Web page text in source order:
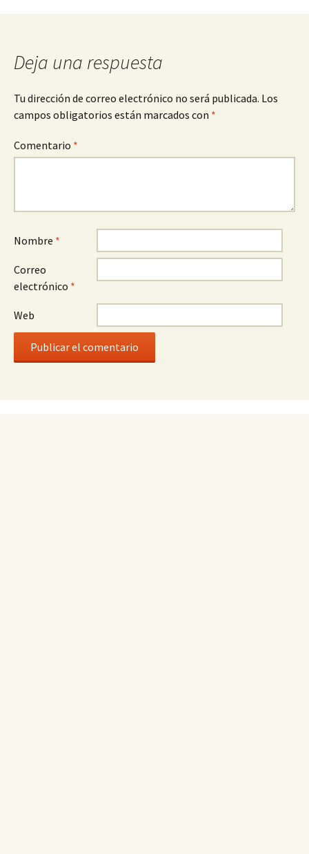
de
entradas
Deja una respuesta
Tu dirección de correo electrónico no será publicada. Los
campos obligatorios están marcados con *
Comentario *
Nombre *
Correo
electrónico *
Web